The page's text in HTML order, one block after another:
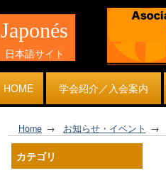
Japonés
日本語サイト
HOME 学会紹介／入会案内
Home お知らせ・イベント
カテゴリ